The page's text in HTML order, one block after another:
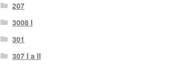
207
3008 I
301
307 I a II